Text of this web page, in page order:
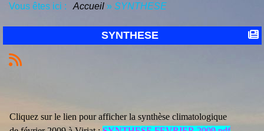
Vous êtes ici : Accueil » SYNTHESE
SYNTHESE
Cliquez sur le lien pour afficher la synthèse climatologique